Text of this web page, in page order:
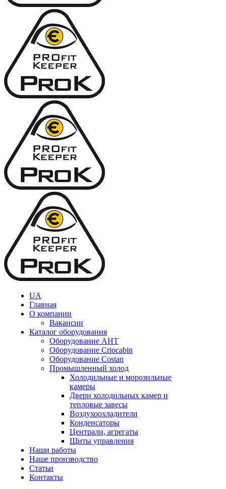
UA
Главная
О компании
Вакансии
Каталог оборудования
Оборудование AHT
Оборудование Criocabin
Оборудование Costan
Промышленный холод
Холодильные и морозильные
камеры
Двери холодильных камер и
тепловые завесы
Воздухоохладители
Конденсаторы
Централи, агрегаты
Щиты управления
Наши работы
Наше производство
Статьи
Контакты